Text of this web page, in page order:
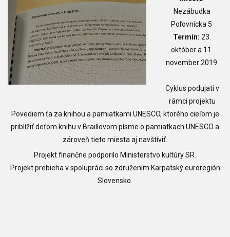
Nezábudka
Poľovnícka 5
Termín: 23.
október a 11.
november 2019
Cyklus podujatí v
rámci projektu
Povediem ťa za knihou a pamiatkami UNESCO, ktorého cieľom je
priblížiť deťom knihu v Braillovom písme o pamiatkach UNESCO a
zároveň tieto miesta aj navštíviť.
Projekt finančne podporilo Ministerstvo kultúry SR.
Projekt prebieha v spolupráci so združením Karpatský euroregión
Slovensko.